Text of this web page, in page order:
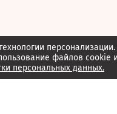
файлов cookie
персональных данных.